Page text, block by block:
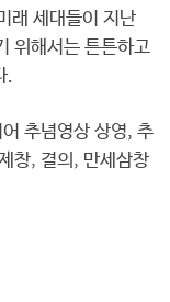
래 세대들이 지난
위해서는 튼튼하고
.
추념영상 상영, 추
창, 결의, 만세삼창